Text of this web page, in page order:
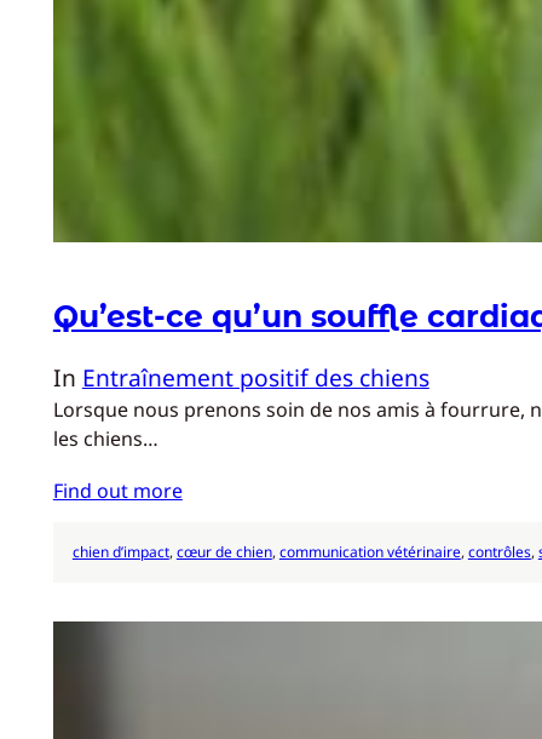
Qu’est-ce qu’un souffle
In Entraînement positif des chiens
Lorsque nous prenons soin de nos amis à fourrure,
les chiens…
Find out more
chien d’impact, cœur de chien, communication vétérinaire, contrôles,